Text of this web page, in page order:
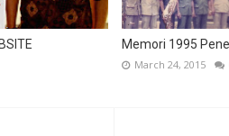
Memori 1995
March 24, 2015